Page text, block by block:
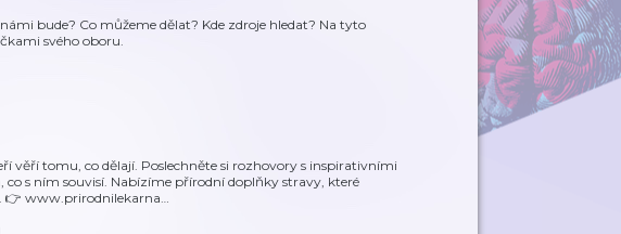
bude? Co můžeme dělat? Kde zdroje hledat? Na tyto
svého oboru.
věří tomu, co dělají. Poslechněte si rozhovory s inspirativními
s ním souvisí. Nabízíme přírodní doplňky stravy, které
👉 www.prirodnilekarna…